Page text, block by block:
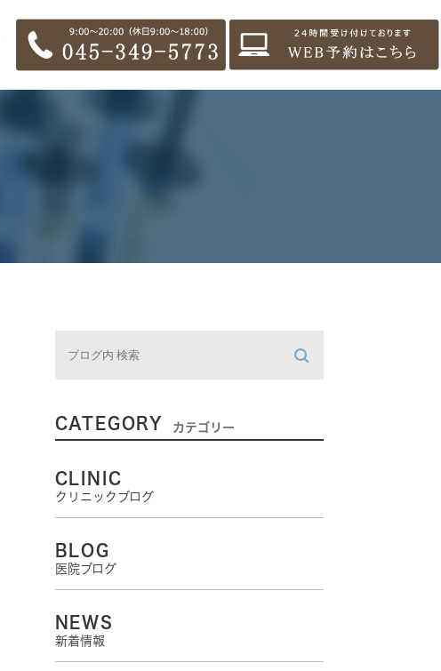
CATEGORY カテゴリー
CLINIC
クリニックブログ
BLOG
医院ブログ
NEWS
新着情報